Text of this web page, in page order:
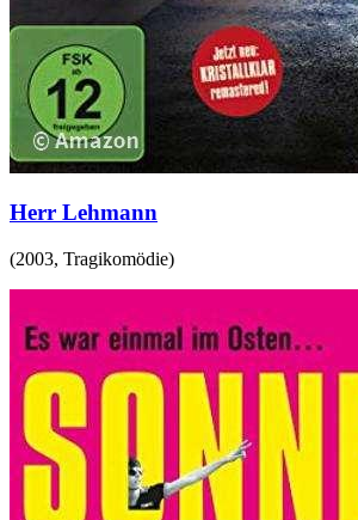
Herr Lehmann
(2003, Tragikomödie)